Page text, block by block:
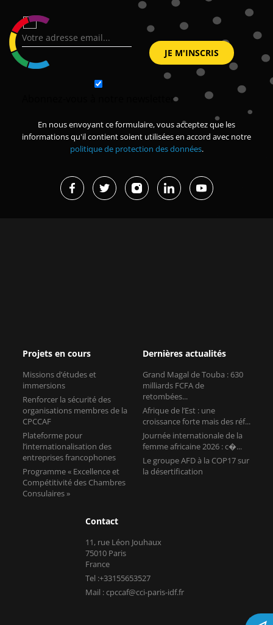
Abonnez-vous à notre newsletter
En nous envoyant ce formulaire, vous acceptez que les
informations qu'il contient soient utilisées en accord avec notre
politique de protection des données.
CPCCAF
l’internationalisation des
entreprises francophones
Programme « Excellence et
Compétitivité des Chambres
Consulaires »
croissance forte mais des réf...
femme africaine 2026 : c�...
Le groupe AFD à la COP17 sur
Contact
11, rue Léon Jouhaux
75010 Paris
Mail : cpccaf@cci-paris-idf.fr
Copyright © CPCCAF 2026 -Mentions légales
Comment référencer son site internet